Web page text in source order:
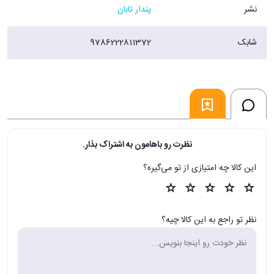
نشر پندار تابان
شابک 9786222811372
نظرت رو باهامون به اشتراک بذار.
این کالا چه امتیازی از تو می‌گیره؟
نظر تو راجع به این کالا چیه؟